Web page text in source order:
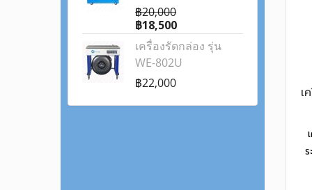
เ
฿20,000
฿18,500
เครื่องรัดกล่อง รุ่น
WE-802U
฿22,000